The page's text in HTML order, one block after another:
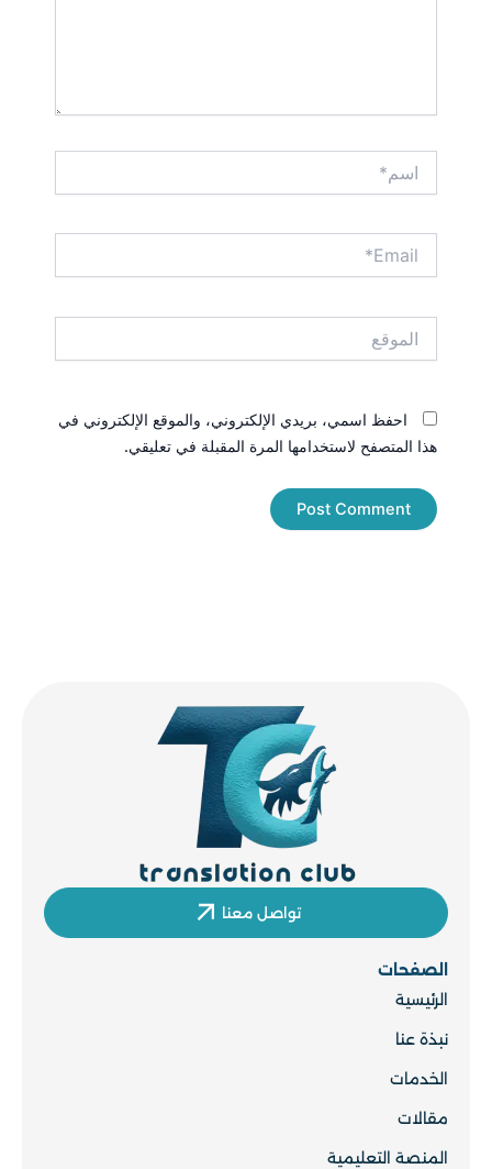
احفظ اسمي، بريدي الإلكتروني، والموقع الإلكتروني في
هذا المتصفح لاستخدامها المرة المقبلة في تعليقي.
تواصل معنا
الصفحات
الرئيسية
نبذة عنا
الخدمات
مقالات
المنصة التعليمية